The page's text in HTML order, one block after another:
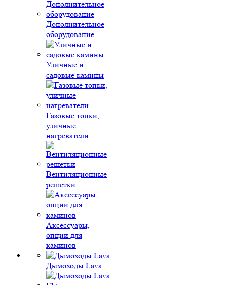
Дополнительное
оборудование
Уличные и
садовые камины
Газовые топки,
уличные
нагреватели
Вентиляционные
решетки
Аксессуары,
опции для
каминов
Дымоходы Lava